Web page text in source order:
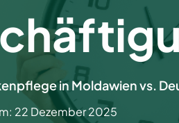
in Moldawien vs.
22 Dezember 2025